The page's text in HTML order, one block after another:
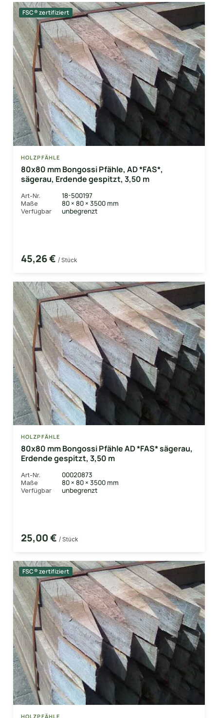
FSC® zertifiziert
HOLZPFÄHLE
80x80 mm Bongossi Pfähle, AD *FAS*,
sägerau, Erdende gespitzt, 3,50 m
Art-Nr. 18-500197
Maße 80 × 80 × 3500 mm
Verfügbar unbegrenzt
45,26 € / Stück
HOLZPFÄHLE
80x80 mm Bongossi Pfähle AD *FAS* sägerau,
Erdende gespitzt, 3,50 m
Art-Nr. 00020873
Maße 80 × 80 × 3500 mm
Verfügbar unbegrenzt
25,00 € / Stück
FSC® zertifiziert
HOLZPFÄHLE